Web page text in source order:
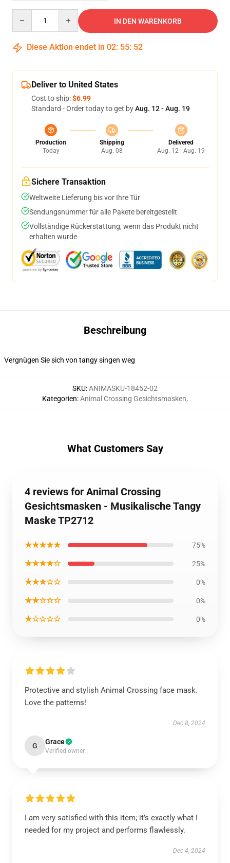
IN DEN WARENKORB
Diese Aktion endet in 02: 55: 52
Deliver to United States
Cost to ship:$6.99
Standard - Order today to get byAug. 12 - Aug. 19
Production
Today
Shipping
Aug. 08
Delivered
Aug. 12 - Aug. 19
Sichere Transaktion
Weltweite Lieferung bis vor Ihre Tür
Sendungsnummer für alle Pakete bereitgestellt
Vollständige Rückerstattung, wenn das Produkt nicht
erhalten wurde
Beschreibung
Vergnügen Sie sich von tangy singen weg
SKU:ANIMASKU-18452-02
Kategorien:Animal Crossing Gesichtsmasken,
What Customers Say
4 reviews for Animal Crossing
Gesichtsmasken - Musikalische Tangy
Maske TP2712
★★★★★ 75%
★★★★☆ 25%
★★★☆☆ 0%
★★☆☆☆ 0%
★☆☆☆☆ 0%
Protective and stylish Animal Crossing face mask.
Love the patterns!
Dec 8, 2024
G Grace
Verified owner
I am very satisfied with this item; it’s exactly what I
needed for my project and performs flawlessly.
Dec 4, 2024